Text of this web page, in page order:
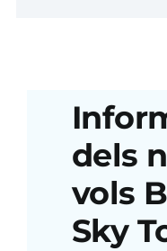
dels
vols
Sky